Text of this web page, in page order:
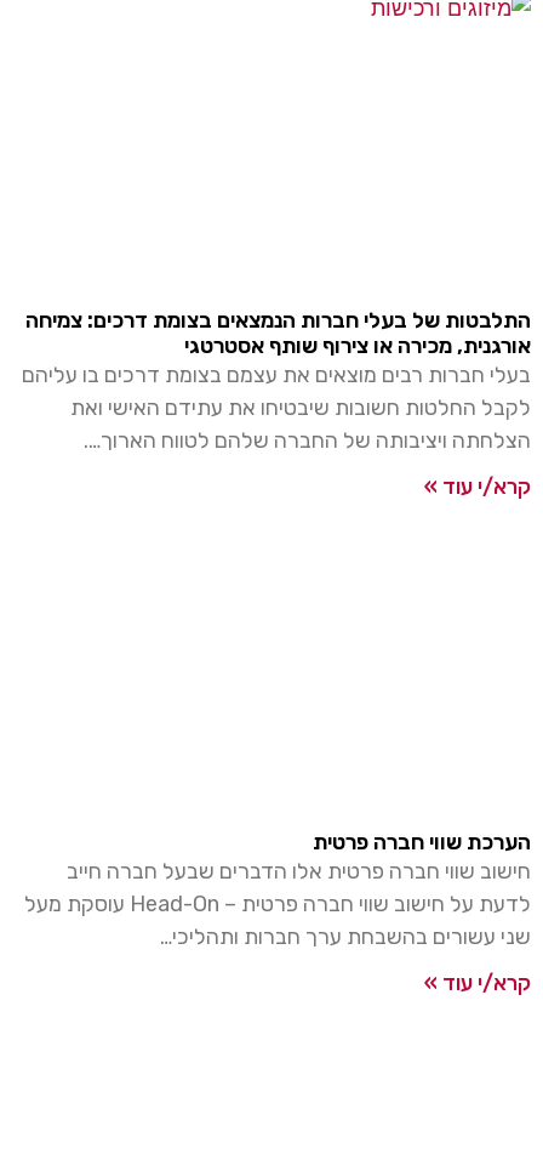
של בעלי חברות הנמצאים בצומת דרכים: צמיחה
מכירה או צירוף שותף אסטרטגי
חברות רבים מוצאים את עצמם בצומת דרכים בו עליהם
החלטות חשובות שיבטיחו את עתידם האישי ואת
ויציבותה של החברה שלהם לטווח הארוך….
י עוד »
שווי חברה פרטית
שווי חברה פרטית אלו הדברים שבעל חברה חייב
לדעת על חישוב שווי חברה פרטית – Head-On עוסקת מעל
עשורים בהשבחת ערך חברות ותהליכי…
י עוד »